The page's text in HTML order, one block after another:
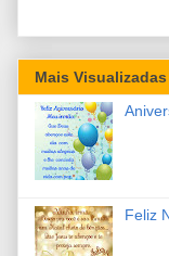
Mais
Feliz